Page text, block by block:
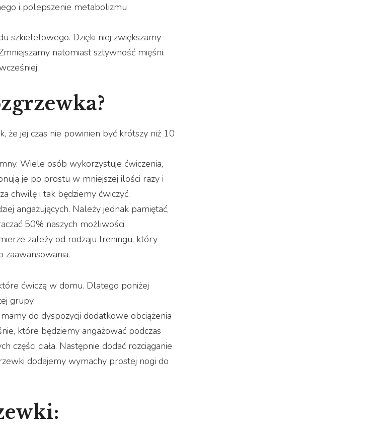
i polepszenie metabolizmu
szkieletowego. Dzięki niej zwiększamy
natomiast sztywność mięśni.
że jej czas nie powinien być krótszy niż 10
Wiele osób wykorzystuje ćwiczenia,
je po prostu w mniejszej ilości razy i
chwilę i tak będziemy ćwiczyć.
angażujących. Należy jednak pamiętać,
50% naszych możliwości.
zależy od rodzaju treningu, który
zaawansowania.
ćwiczą w domu. Dlatego poniżej
grupy.
do dyspozycji dodatkowe obciążenia
które będziemy angażować podczas
części ciała. Następnie dodać rozciąganie
dodajemy wymachy prostej nogi do